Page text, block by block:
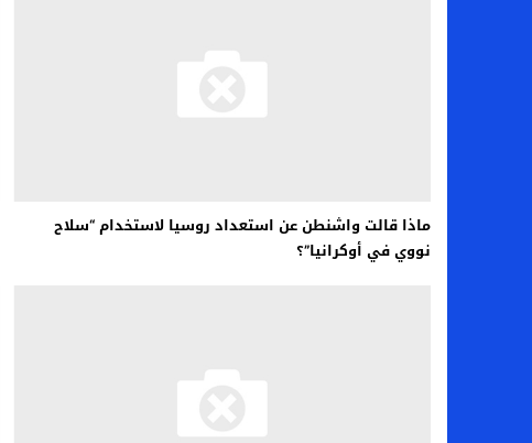
ماذا قالت واشنطن عن استعداد روسيا لاستخدام “سلاح
نووي في أوكرانيا”؟